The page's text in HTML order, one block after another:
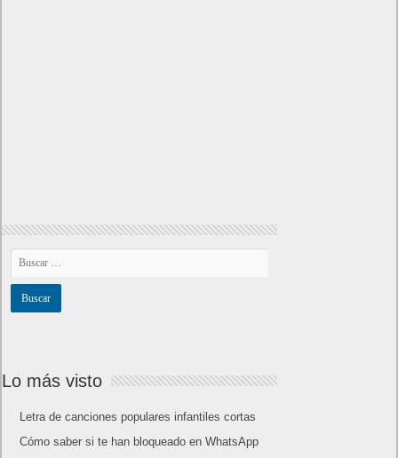
Lo más visto
Letra de canciones populares infantiles cortas
Cómo saber si te han bloqueado en WhatsApp